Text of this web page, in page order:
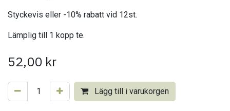
Styckevis eller -10% rabatt vid 12st.
Lämplig till 1 kopp te.
52,00 kr
Lägg till i varukorgen